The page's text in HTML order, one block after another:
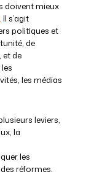
doivent mieux
. Il s’agit
politiques et
de
et de
les médias
leviers,
la
les
réformes.